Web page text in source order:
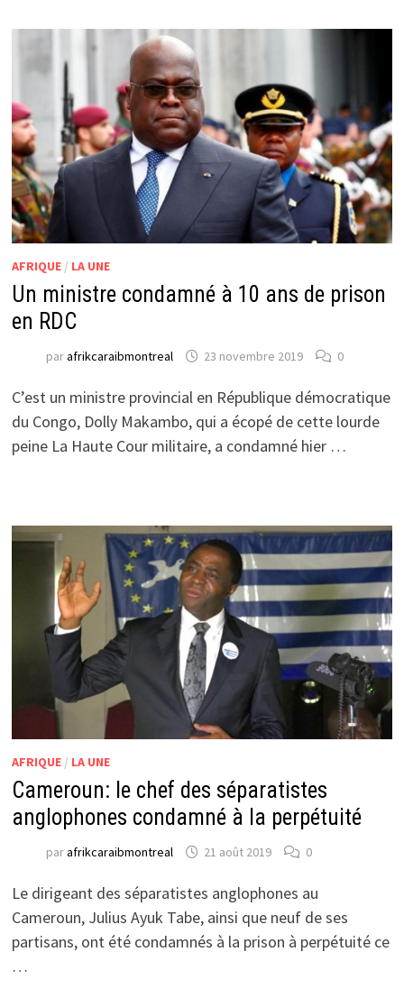
AFRIQUE/ LA UNE
Un ministre condamné à 10 ans de prison
en RDC
parafrikcaraibmontreal 23 novembre 2019 0
C’est un ministre provincial en République démocratique
du Congo, Dolly Makambo, qui a écopé de cette lourde
peine La Haute Cour militaire, a condamné hier …
AFRIQUE/ LA UNE
Cameroun: le chef des séparatistes
anglophones condamné à la perpétuité
parafrikcaraibmontreal 21 août 2019 0
Le dirigeant des séparatistes anglophones au
Cameroun, Julius Ayuk Tabe, ainsi que neuf de ses
partisans, ont été condamnés à la prison à perpétuité ce
…